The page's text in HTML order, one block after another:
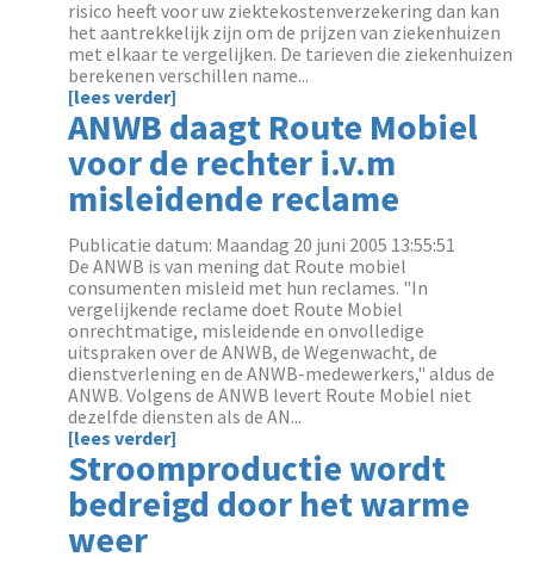
risico heeft voor uw ziektekostenverzekering dan kan
het aantrekkelijk zijn om de prijzen van ziekenhuizen
met elkaar te vergelijken. De tarieven die ziekenhuizen
berekenen verschillen name...
[lees verder]
ANWB daagt Route Mobiel
voor de rechter i.v.m
misleidende reclame
Publicatie datum: Maandag 20 juni 2005 13:55:51
De ANWB is van mening dat Route mobiel
consumenten misleid met hun reclames. "In
vergelijkende reclame doet Route Mobiel
onrechtmatige, misleidende en onvolledige
uitspraken over de ANWB, de Wegenwacht, de
dienstverlening en de ANWB-medewerkers," aldus de
ANWB. Volgens de ANWB levert Route Mobiel niet
dezelfde diensten als de AN...
[lees verder]
Stroomproductie wordt
bedreigd door het warme
weer